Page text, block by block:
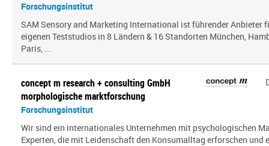
Forschungsinstitut
SAM Sensory and Marketing International ist führender Anbieter
eigenen Teststudios in 8 Ländern & 16 Standorten München,
Paris, ...
concept m research + consulting GmbH
morphologische marktforschung
Forschungsinstitut
Wir sind ein inter­na­tio­nales Unternehmen mit psy­cho­lo­gi­schen
Experten, die mit Leidenschaft den Konsumalltag erfor­schen und